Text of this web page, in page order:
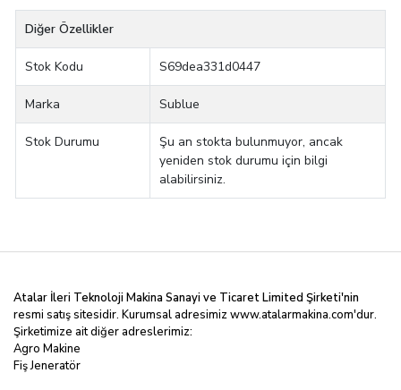
Diğer Özellikler
Stok Kodu S69dea331d0447
Marka Sublue
Stok Durumu
Şu an stokta bulunmuyor, ancak
yeniden stok durumu için bilgi
alabilirsiniz.
Atalar İleri Teknoloji Makina Sanayi ve Ticaret Limited Şirketi'nin
resmi satış sitesidir. Kurumsal adresimizwww.atalarmakina.com'dur.
Şirketimize ait diğer adreslerimiz:
Agro Makine
Fiş Jeneratör